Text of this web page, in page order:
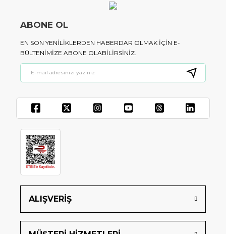
ALIŞVERİŞ
ABONE OL
EN SON YENILIKLERDEN HABERDAR OLMAK IÇIN E-
BÜLTENIMIZE ABONE OLABILIRSINIZ.